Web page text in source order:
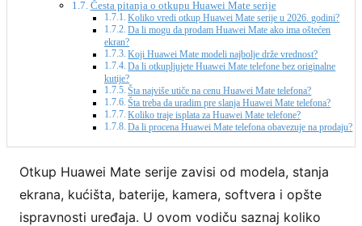
Česta pitanja o otkupu Huawei Mate serije
Koliko vredi otkup Huawei Mate serije u 2026. godini?
Da li mogu da prodam Huawei Mate ako ima oštećen
ekran?
Koji Huawei Mate modeli najbolje drže vrednost?
Da li otkupljujete Huawei Mate telefone bez originalne
kutije?
Šta najviše utiče na cenu Huawei Mate telefona?
Šta treba da uradim pre slanja Huawei Mate telefona?
Koliko traje isplata za Huawei Mate telefone?
Da li procena Huawei Mate telefona obavezuje na prodaju?
Otkup Huawei Mate serije zavisi od modela, stanja
ekrana, kućišta, baterije, kamera, softvera i opšte
ispravnosti uređaja. U ovom vodiču saznaj koliko